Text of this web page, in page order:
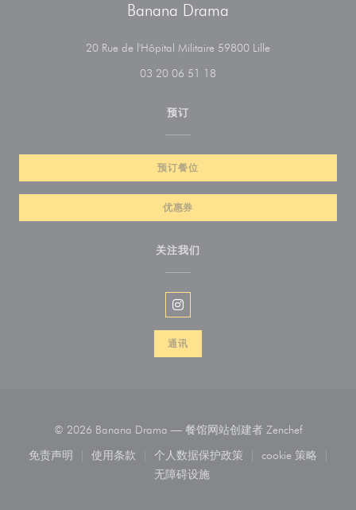
Banana Drama
20 Rue de l'Hôpital Militaire 59800 Lille
03 20 06 51 18
预订
预订餐位
优惠券
关注我们
Instagram ((在新窗口中打开))
通讯
© 2026 Banana Drama — 餐馆网站创建者 Zenchef((在新窗口
免责声明
((在新窗口中打开))
使用条款
((在新窗口中打开))
个人数据保护政策
((在新窗口中打开))
cookie 策略
((在新窗口
无障碍设施
((在新窗口中打开))